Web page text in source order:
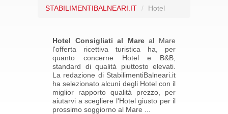
STABILIMENTIBALNEARI.IT / Hotel
Hotel Consigliati al Mareal Mare
l'offerta ricettiva turistica ha, per
quanto concerne Hotel e B&B,
standard di qualità piuttosto elevati.
La redazione di StabilimentiBalneari.it
ha selezionato alcuni degli Hotel con il
miglior rapporto qualità prezzo, per
aiutarvi a scegliere l'Hotel giusto per il
prossimo soggiorno al Mare ...